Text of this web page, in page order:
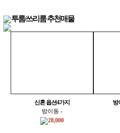
투룸/쓰리룸 추천매물
신혼 옵션4가지
방이동 -
28,000
방